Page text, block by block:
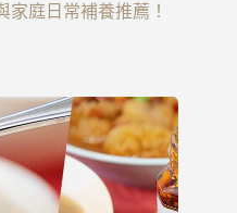
家庭日常補養推薦！